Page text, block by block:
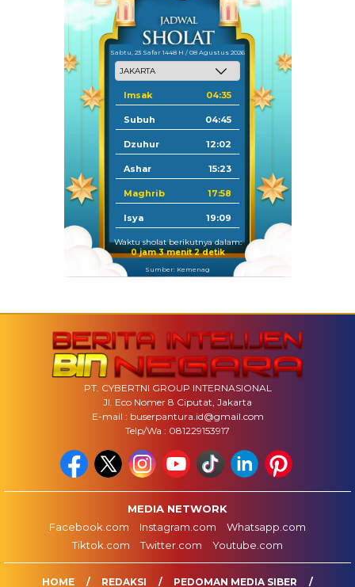
Sabtu, 23 Safar 1448 H / 08 Agustus 2026
Imsak 04:35
Subuh 04:45
Dzuhur 12:02
Ashar 15:23
Maghrib 17:58
Isya 19:09
Waktu sholat berikutnya dalam:
0 jam 3 menit 1 detik
Sumber: Kemenag
PT. CYBERTNI GROUP INTERNASIONAL
Jl. Eco Nomer 8 Ciputat, Jakarta
E-mail : buserpantura.id@gmail.com
Telp/Wa : 081229153917
MEDIA NETWORK
Facebook.com
Instagram.com
Whatsapp.com
Tiktok.com
Twitter.com Youtube.com
HOME REDAKSI PEDOMAN MEDIA SIBER